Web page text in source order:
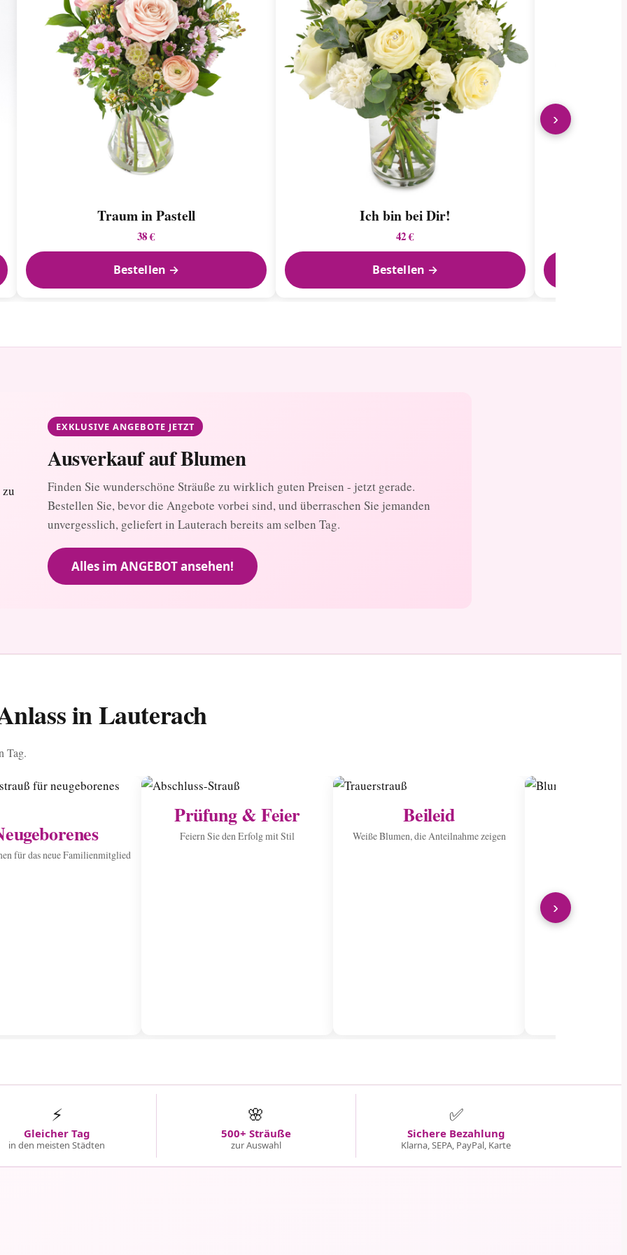
Traum in Pastell
38 €
Bestellen →
Ich bin bei Dir!
42 €
Bestellen →
›
EXKLUSIVE ANGEBOTE JETZT
Ausverkauf auf Blumen
Finden Sie wunderschöne Sträuße zu wirklich guten Preisen - jetzt gerade.
Bestellen Sie, bevor die Angebote vorbei sind, und überraschen Sie jemanden
unvergesslich, geliefert in Lauterach bereits am selben Tag.
Alles im ANGEBOT ansehen!
in Lauterach
Tag.
für das neue Familienmitglied
Prüfung & Feier
Feiern Sie den Erfolg mit Stil
Beileid
Weiße Blumen, die Anteilnahme zeigen
›
⚡
Gleicher Tag
in den meisten Städten
🌸
500+ Sträuße
zur Auswahl
✅
Sichere Bezahlung
Klarna, SEPA, PayPal, Karte